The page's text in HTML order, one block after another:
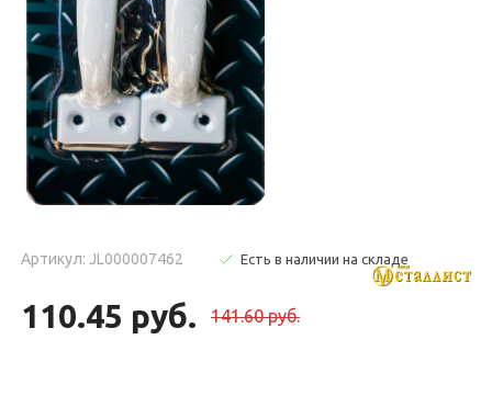
Артикул: JL000007462 Есть в наличии на складе
110.45 руб. 141.60 руб.